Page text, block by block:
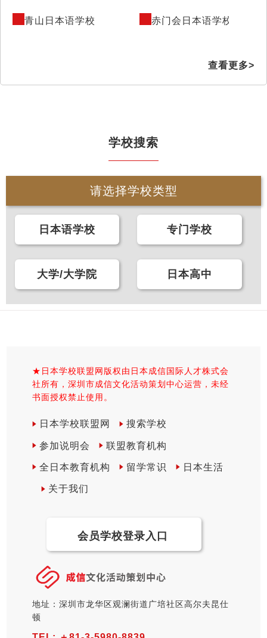
青山日本语学校 （东京） 赤门会日本语学校 （东
查看更多>
学校搜索
请选择学校类型
日本语学校 专门学校
大学/大学院 日本高中
★日本学校联盟网版权由日本成信国际人才株式会
社所有，深圳市成信文化活动策划中心运营，未经
书面授权禁止使用。
日本学校联盟网 搜索学校
参加说明会 联盟教育机构
全日本教育机构 留学常识 日本生活
关于我们
会员学校登录入口
地址：深圳市龙华区观澜街道广培社区高尔夫昆仕
顿